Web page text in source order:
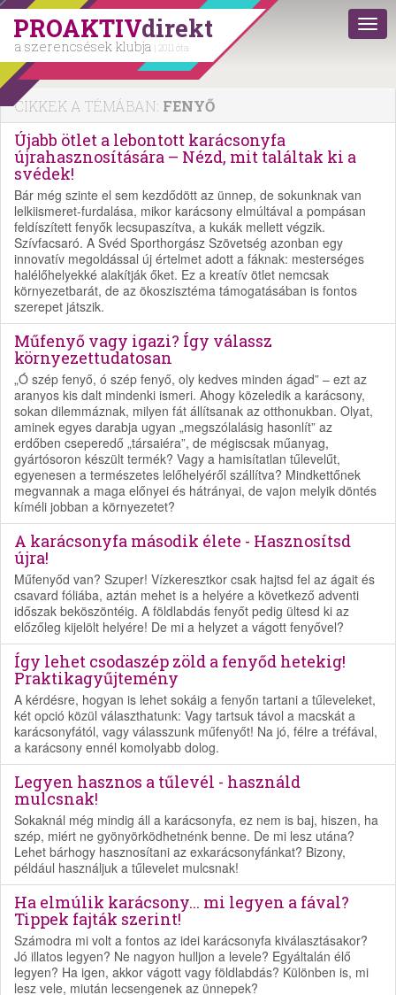
PROAKTIVdirekt
a szerencsések klubja | 2011 óta
CIKKEK A TÉMÁBAN: FENYŐ
Újabb ötlet a lebontott karácsonyfa
újrahasznosítására – Nézd, mit találtak ki a
svédek!
Bár még szinte el sem kezdődött az ünnep, de sokunknak van
lelkiismeret-furdalása, mikor karácsony elmúltával a pompásan
feldíszített fenyők lecsupaszítva, a kukák mellett végzik.
Szívfacsaró. A Svéd Sporthorgász Szövetség azonban egy
innovatív megoldással új értelmet adott a fáknak: mesterséges
halélőhelyekké alakítják őket. Ez a kreatív ötlet nemcsak
környezetbarát, de az ökoszisztéma támogatásában is fontos
szerepet játszik.
Műfenyő vagy igazi? Így válassz
környezettudatosan
„Ó szép fenyő, ó szép fenyő, oly kedves minden ágad” – ezt az
aranyos kis dalt mindenki ismeri. Ahogy közeledik a karácsony,
sokan dilemmáznak, milyen fát állítsanak az otthonukban. Olyat,
aminek egyes darabja ugyan „megszólalásig hasonlít” az
erdőben cseperedő „társaiéra”, de mégiscsak műanyag,
gyártósoron készült termék? Vagy a hamisítatlan tűlevelűt,
egyenesen a természetes lelőhelyéről szállítva? Mindkettőnek
megvannak a maga előnyei és hátrányai, de vajon melyik döntés
kíméli jobban a környezetet?
A karácsonyfa második élete - Hasznosítsd
újra!
Műfenyőd van? Szuper! Vízkeresztkor csak hajtsd fel az ágait és
csavard fóliába, aztán mehet is a helyére a következő adventi
időszak beköszöntéig. A földlabdás fenyőt pedig ültesd ki az
előzőleg kijelölt helyére! De mi a helyzet a vágott fenyővel?
Így lehet csodaszép zöld a fenyőd hetekig!
Praktikagyűjtemény
A kérdésre, hogyan is lehet sokáig a fenyőn tartani a tűleveleket,
két opció közül választhatunk: Vagy tartsuk távol a macskát a
karácsonyfától, vagy válasszunk műfenyőt! Na jó, félre a tréfával,
a karácsony ennél komolyabb dolog.
Legyen hasznos a tűlevél - használd
mulcsnak!
Sokaknál még mindig áll a karácsonyfa, ez nem is baj, hiszen, ha
szép, miért ne gyönyörködhetnénk benne. De mi lesz utána?
Lehet bárhogy hasznosítani az exkarácsonyfánkat? Bizony,
például használjuk a tűlevelet mulcsnak!
Ha elmúlik karácsony... mi legyen a fával?
Tippek fajták szerint!
Számodra mi volt a fontos az idei karácsonyfa kiválasztásakor?
Jó illatos legyen? Ne nagyon hulljon a levele? Egyáltalán élő
legyen? Ha igen, akkor vágott vagy földlabdás? Különben is, mi
lesz vele, miután lecsengenek az ünnepek?